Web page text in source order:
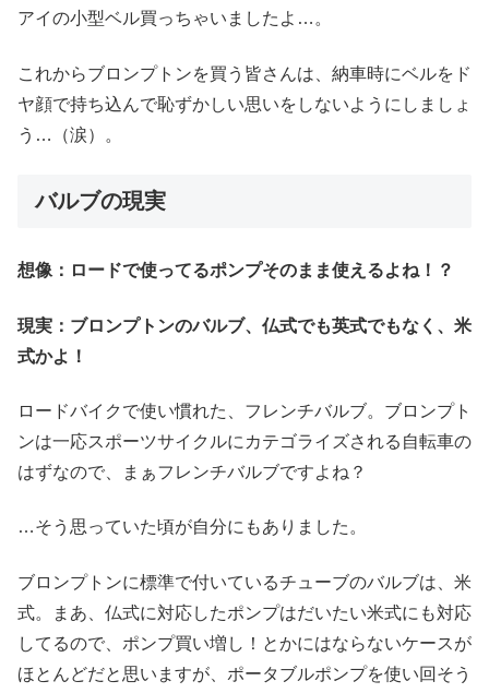
アイの小型ベル買っちゃいましたよ…。
これからブロンプトンを買う皆さんは、納車時にベルをド
ヤ顔で持ち込んで恥ずかしい思いをしないようにしましょ
う…（涙）。
バルブの現実
想像：ロードで使ってるポンプそのまま使えるよね！？
現実：ブロンプトンのバルブ、仏式でも英式でもなく、米
式かよ！
ロードバイクで使い慣れた、フレンチバルブ。ブロンプト
ンは一応スポーツサイクルにカテゴライズされる自転車の
はずなので、まぁフレンチバルブですよね？
…そう思っていた頃が自分にもありました。
ブロンプトンに標準で付いているチューブのバルブは、米
式。まあ、仏式に対応したポンプはだいたい米式にも対応
してるので、ポンプ買い増し！とかにはならないケースが
ほとんどだと思いますが、ポータブルポンプを使い回そう